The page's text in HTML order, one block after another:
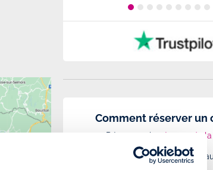
Comment réserver un
Découvrez les étapes de
ou Appelez-nous